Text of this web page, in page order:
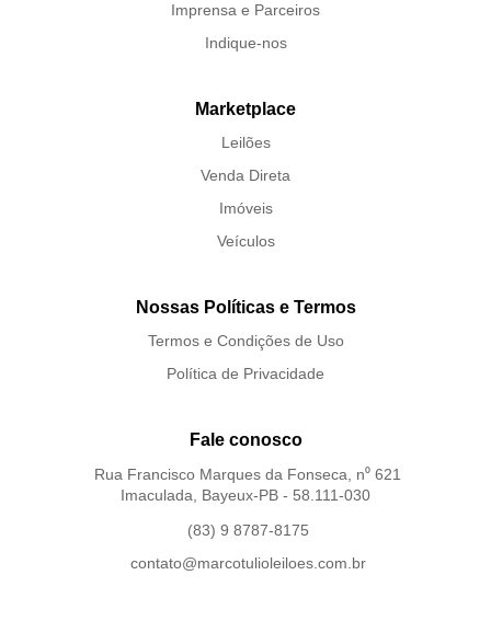
Imprensa e Parceiros
Indique-nos
Marketplace
Leilões
Venda Direta
Imóveis
Veículos
Nossas Políticas e Termos
Termos e Condições de Uso
Política de Privacidade
Fale conosco
Rua Francisco Marques da Fonseca, n⁰ 621
Imaculada, Bayeux-PB - 58.111-030
(83) 9 8787-8175
contato@marcotulioleiloes.com.br